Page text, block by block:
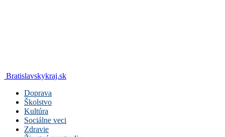
Bratislavskykraj.sk
Doprava
Školstvo
Kultúra
Sociálne veci
Zdravie